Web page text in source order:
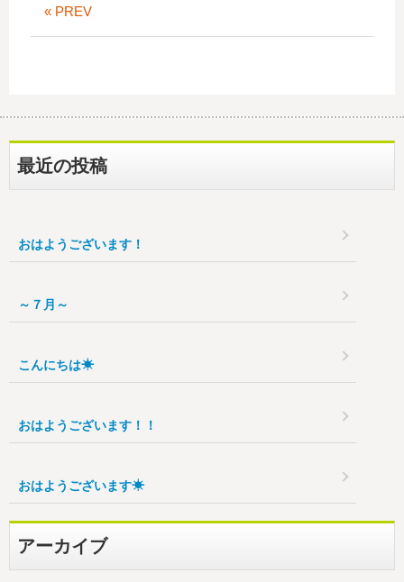
« PREV
最近の投稿
おはようございます！
～７月～
こんにちは☀
おはようございます！！
おはようございます☀
アーカイブ